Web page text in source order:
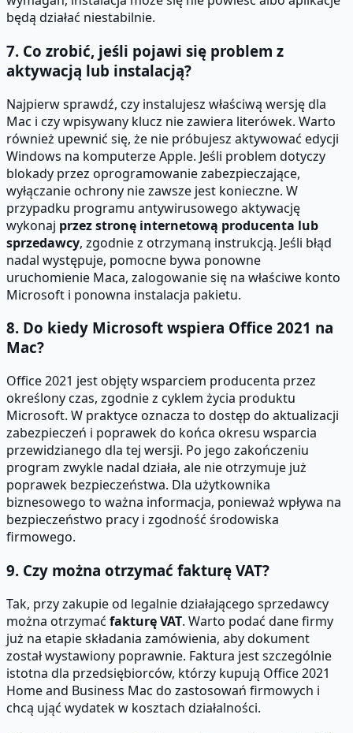
będą działać niestabilnie.
7. Co zrobić, jeśli pojawi się problem z
aktywacją lub instalacją?
Najpierw sprawdź, czy instalujesz właściwą wersję dla
Mac i czy wpisywany klucz nie zawiera literówek. Warto
również upewnić się, że nie próbujesz aktywować edycji
Windows na komputerze Apple. Jeśli problem dotyczy
blokady przez oprogramowanie zabezpieczające,
wyłączanie ochrony nie zawsze jest konieczne. W
przypadku programu antywirusowego aktywację
wykonaj przez stronę internetową producenta lub
sprzedawcy, zgodnie z otrzymaną instrukcją. Jeśli błąd
nadal występuje, pomocne bywa ponowne
uruchomienie Maca, zalogowanie się na właściwe konto
Microsoft i ponowna instalacja pakietu.
8. Do kiedy Microsoft wspiera Office 2021 na
Mac?
Office 2021 jest objęty wsparciem producenta przez
określony czas, zgodnie z cyklem życia produktu
Microsoft. W praktyce oznacza to dostęp do aktualizacji
zabezpieczeń i poprawek do końca okresu wsparcia
przewidzianego dla tej wersji. Po jego zakończeniu
program zwykle nadal działa, ale nie otrzymuje już
poprawek bezpieczeństwa. Dla użytkownika
biznesowego to ważna informacja, ponieważ wpływa na
bezpieczeństwo pracy i zgodność środowiska
firmowego.
9. Czy można otrzymać fakturę VAT?
Tak, przy zakupie od legalnie działającego sprzedawcy
można otrzymać fakturę VAT. Warto podać dane firmy
już na etapie składania zamówienia, aby dokument
został wystawiony poprawnie. Faktura jest szczególnie
istotna dla przedsiębiorców, którzy kupują Office 2021
Home and Business Mac do zastosowań firmowych i
chcą ująć wydatek w kosztach działalności.